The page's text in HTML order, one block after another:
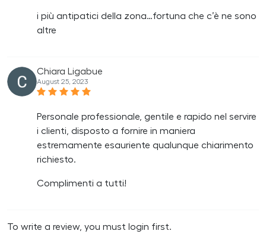
i più antipatici della zona…fortuna che c’è ne sono
altre
Chiara Ligabue
August 25, 2023
Personale professionale, gentile e rapido nel servire
i clienti, disposto a fornire in maniera
estremamente esauriente qualunque chiarimento
richiesto.
Complimenti a tutti!
To write a review, you must login first.